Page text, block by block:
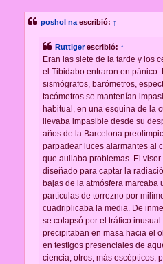
poshol na escribió: ↑
Ruttigerescribió: ↑
Eran las siete de la tarde y los
el Tibidabo entraron en pánico.
sismógrafos, barómetros,
tacómetros se mantenían
habitual, en una esquina de la
llevaba impasible desde su
años de la Barcelona
parpadear luces alarmantes al
que aullaba problemas. El
diseñado para captar la
bajas de la atmósfera marcaba
partículas de torrezno por
cuadriplicaba la media. De
se colapsó por el tráfico
precipitaban en masa hacia el
en testigos presenciales de
ciencia, otros, más escépticos,